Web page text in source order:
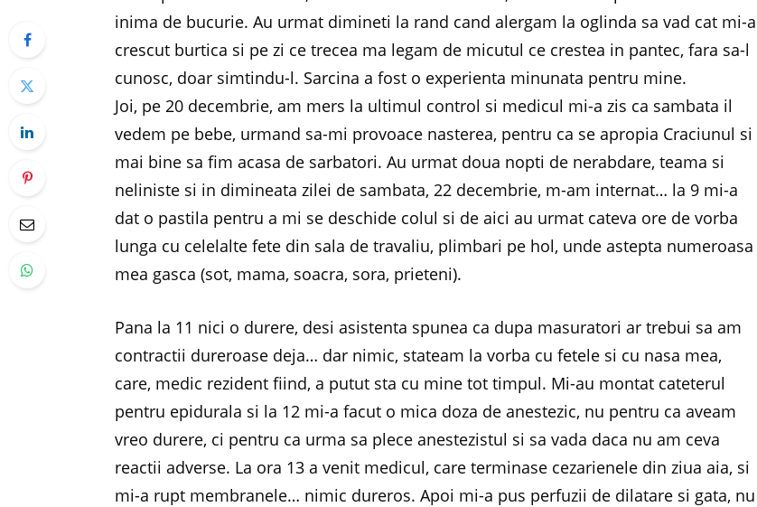
inima de bucurie. Au urmat dimineti la rand cand alergam la oglinda sa vad cat mi-a
crescut burtica si pe zi ce trecea ma legam de micutul ce crestea in pantec, fara sa-l
cunosc, doar simtindu-l. Sarcina a fost o experienta minunata pentru mine.
Joi, pe 20 decembrie, am mers la ultimul control si medicul mi-a zis ca sambata il
vedem pe bebe, urmand sa-mi provoace nasterea, pentru ca se apropia Craciunul si
mai bine sa fim acasa de sarbatori. Au urmat doua nopti de nerabdare, teama si
neliniste si in dimineata zilei de sambata, 22 decembrie, m-am internat… la 9 mi-a
dat o pastila pentru a mi se deschide colul si de aici au urmat cateva ore de vorba
lunga cu celelalte fete din sala de travaliu, plimbari pe hol, unde astepta numeroasa
mea gasca (sot, mama, soacra, sora, prieteni).
Pana la 11 nici o durere, desi asistenta spunea ca dupa masuratori ar trebui sa am
contractii dureroase deja… dar nimic, stateam la vorba cu fetele si cu nasa mea,
care, medic rezident fiind, a putut sta cu mine tot timpul. Mi-au montat cateterul
pentru epidurala si la 12 mi-a facut o mica doza de anestezic, nu pentru ca aveam
vreo durere, ci pentru ca urma sa plece anestezistul si sa vada daca nu am ceva
reactii adverse. La ora 13 a venit medicul, care terminase cezarienele din ziua aia, si
mi-a rupt membranele… nimic dureros. Apoi mi-a pus perfuzii de dilatare si gata, nu